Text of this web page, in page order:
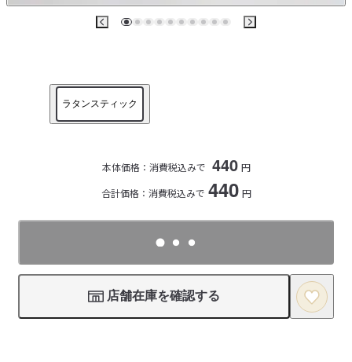
ラタンスティック
本体価格： 消費税込みで 440 円
合計価格：消費税込みで 440 円
店舗在庫を確認する